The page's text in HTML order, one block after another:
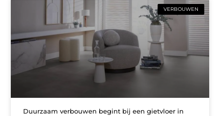
VERBOUWEN
Duurzaam verbouwen begint bij een gietvloer in